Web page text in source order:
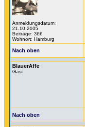
Anmeldungsdatum:
21.10.2005
Beiträge: 366
Wohnort: Hamburg
Nach oben
BlauerAffe
Gast
Nach oben